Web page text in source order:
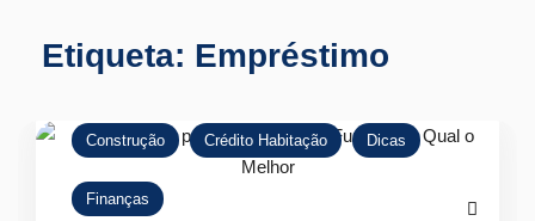
Etiqueta: Empréstimo
Construção Crédito Habitação Dicas
Finanças